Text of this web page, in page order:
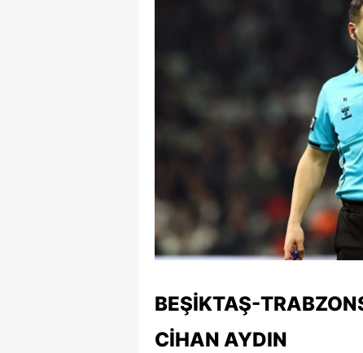
BEŞIKTAŞ-
CIHAN AYDIN